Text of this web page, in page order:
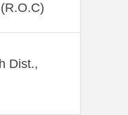
Dist.,